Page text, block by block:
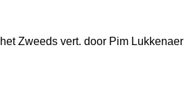
Zweeds vert. door Pim Lukkenaer